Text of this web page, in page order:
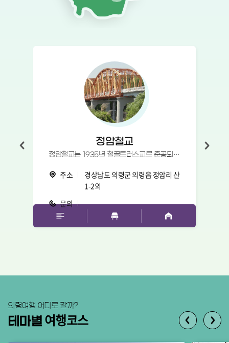
정암철교
정암철교는 1935년 철골트러스교로 준공되었으나 6.25전쟁으로 파괴된 후 1958년 남아
주소
경상남도 의령군 의령읍 정암리 산
1-2외
문의
의령여행 어디로 갈까?
테마별 여행코스